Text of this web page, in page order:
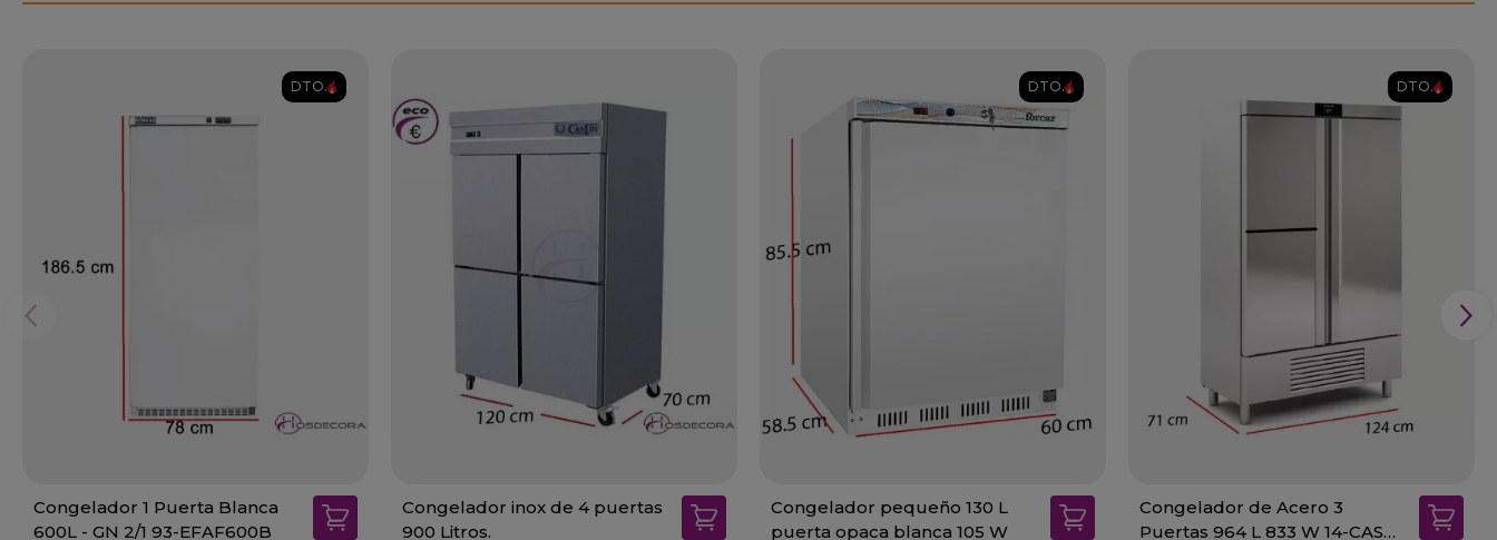
DTO.
Congelador 1 Puerta Blanca
600L - GN 2/1 93-EFAF600B
Congelador inox de 4 puertas
900 Litros.
DTO.
Congelador pequeño 130 L
puerta opaca blanca 105 W
DTO.
Congelador de Acero 3
Puertas 964 L 833 W 14-CASN-